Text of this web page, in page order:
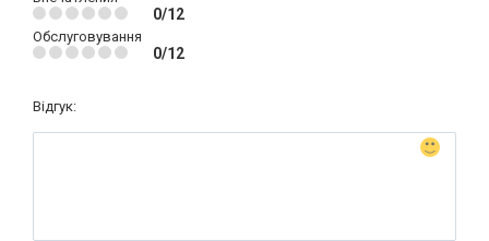
0/12
Обслуговування
0/12
Відгук: